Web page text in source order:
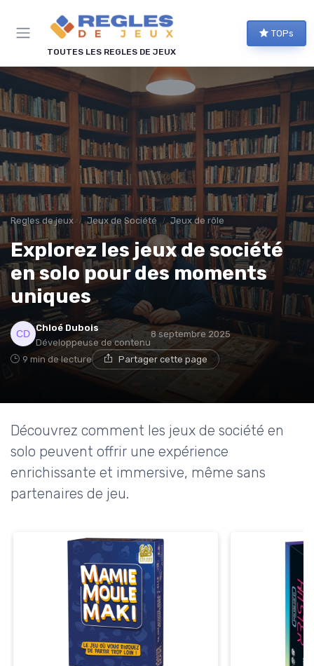
TOUTES LES REGLES DE JEUX
TOPs
Regles de jeux Jeux de Société Jeux de rôle
Explorez les jeux de société
en solo pour des moments
uniques
Chloé Dubois
Développeuse de contenu
8 septembre 2025
9 min de lecture Partager cette page
Découvrez comment les jeux de société en
solo peuvent offrir une expérience
enrichissante et immersive, même sans
partenaires de jeu.